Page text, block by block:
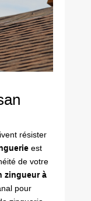
résister
est
de votre
zingueur à
pour